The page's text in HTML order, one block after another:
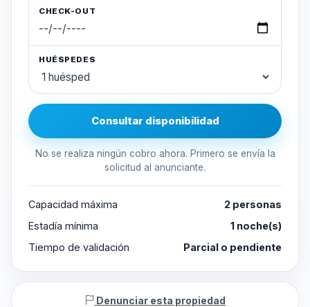
CHECK-OUT
HUÉSPEDES
Consultar disponibilidad
No se realiza ningún cobro ahora. Primero se envía la
solicitud al anunciante.
Capacidad máxima
2 personas
Estadía mínima
1 noche(s)
Tiempo de validación
Parcial o pendiente
Denunciar esta propiedad